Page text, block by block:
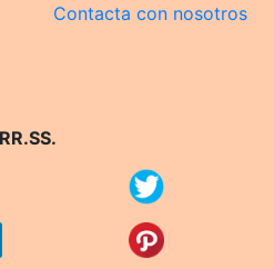
Contacta con nosotros